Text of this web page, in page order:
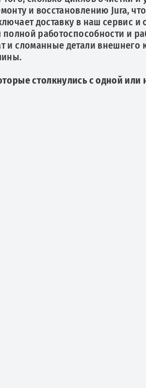
и восстановлению Jura,
доставку в наш сервис и
работоспособности и
и сломанные детали внешнего
столкнулись с одной или